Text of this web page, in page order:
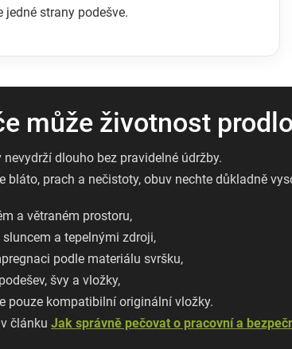
jedné strany podešve.
může životnost
dlouho bez pravidelné údržby.
bláto, prach a nečistoty, obuv nechte důkladně
a větraném prostoru,
a tepelnými zdroji,
podle materiálu svršku,
švy a vložky,
pouze kompatibilní originální vložky.
článku Jak správně pečovat o pracovní a